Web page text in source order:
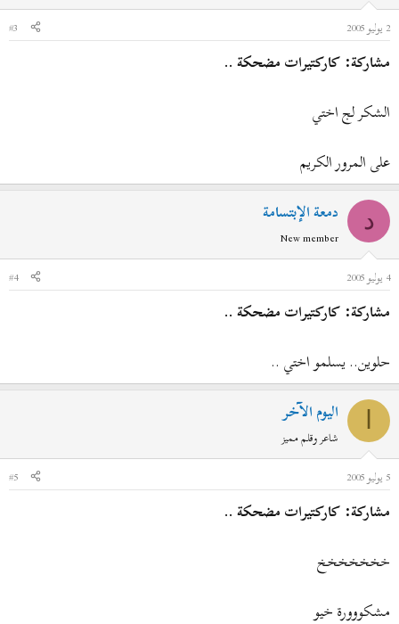
2 يوليو 2005
#3
مشاركة: كاركتيرات مضحكة ..
الشكر لج اختي
على المرور الكريم
د دمعة الإبتسامة
New member
4 يوليو 2005
#4
مشاركة: كاركتيرات مضحكة ..
حلوين.. يسلمو اختي ..
اليوم الآخر
شاعر وقلم مميز
5 يوليو 2005
#5
مشاركة: كاركتيرات مضحكة ..
خخخخخخخ
مشكووورة خيو